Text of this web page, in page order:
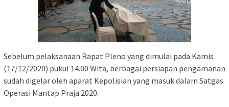
Sebelum pelaksanaan Rapat Pleno yang dimulai pada Kamis
(17/12/2020) pukul 14.00 Wita, berbagai persiapan pengamanan
sudah digelar oleh aparat Kepolisian yang masuk dalam Satgas
Operasi Mantap Praja 2020.